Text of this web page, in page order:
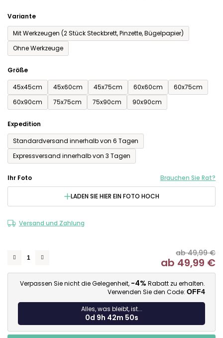
Variante
Mit Werkzeugen (2 Stück Steckbrett, Pinzette, Bügelpapier)
Ohne Werkzeuge
Größe
45x45cm
45x60cm 45x75cm 60x60cm
60x75cm
60x90cm
75x75cm 75x90cm 90x90cm
Expedition
Standardversand innerhalb von 6 Tagen
Expressversand innerhalb von 3 Tagen
Ihr Foto Brauchen Sie Rat?
LADEN SIE HIER EIN FOTO HOCH
Versand und Zahlung
ab 49,99 €
ab 49,99 €
Verpassen Sie nicht die Gelegenheit, -4% Rabatt zu erhalten.
Verwenden Sie den Code: OFF4
Alles, was bleibt, ist...
0d 9h 42m 48s